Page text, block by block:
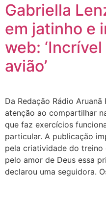
Gabriella
em jatinho e
web:
avião’
Da Redação Rádio
atenção ao compartilhar
que faz exercícios
particular. A publicação
pela criatividade do treino
pelo amor de Deus essa
declarou uma seguidora.